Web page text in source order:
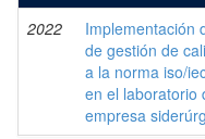
2022
Implementación
de gestión de
a la norma iso/
en el laboratorio
empresa